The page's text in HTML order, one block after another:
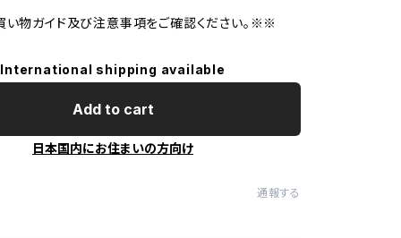
物ガイド及び注意事項をご確認ください。※※
International shipping available
Add to cart
日本国内にお住まいの方向け
通報する